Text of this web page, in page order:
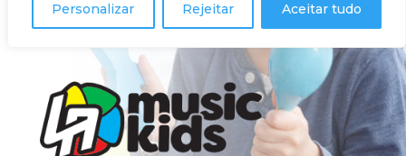
Personalizar Rejeitar Aceitar tudo